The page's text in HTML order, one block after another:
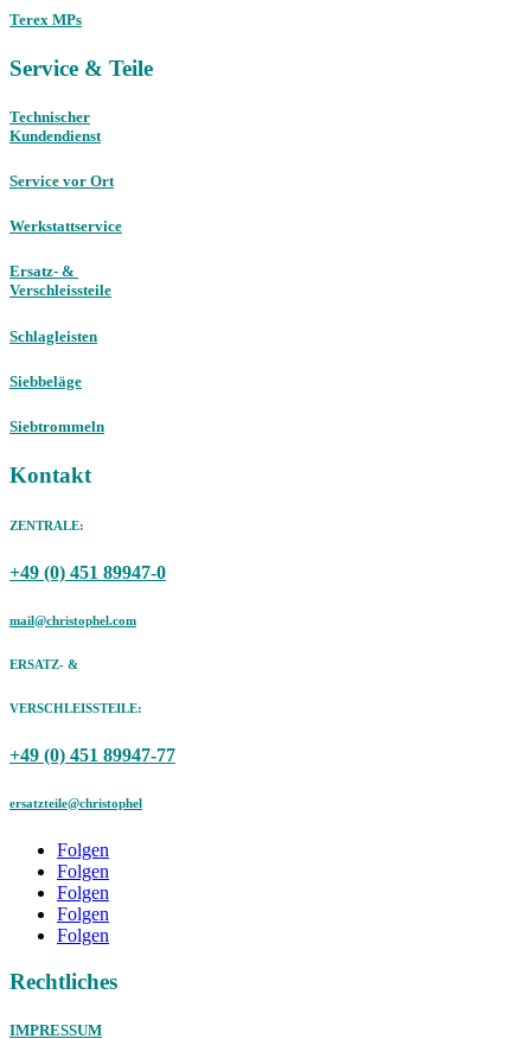
Terex MPs
Service & Teile
Technischer
Kundendienst
Service vor Ort
Werkstattservice
Ersatz- &
Verschleissteile
Schlagleisten
Siebbeläge
Siebtrommeln
Kontakt
ZENTRALE:
+49 (0) 451 89947-0
mail@christophel.com
ERSATZ- &
VERSCHLEISSTEILE:
+49 (0) 451 89947-77
ersatzteile@christophel
Folgen
Folgen
Folgen
Folgen
Folgen
Rechtliches
IMPRESSUM